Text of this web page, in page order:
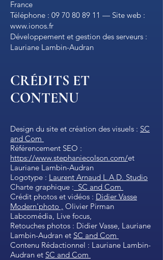
France
Téléphone : 09 70 80 89 11 — Site web :
www.ionos.fr
Développement et gestion des serveurs :
Lauriane Lambin-Audran
CRÉDITS ET
CONTENU
Design du site et création des visuels : SC
and Com
Référencement SEO :
https://www.stephaniecolson.com/et
Lauriane Lambin-Audran
Logotype : Laurent Arnaud L.A.D. Studio
Charte graphique : SC and Com
Crédit photos et vidéos : Didier Vasse
Modern'photo , Olivier Pirman
Labcomédia, Live focus,
Retouches photos : Didier Vasse, Lauriane
Lambin-Audran et SC and Com
Contenu Rédactionnel : Lauriane Lambin-
Audran et SC and Com